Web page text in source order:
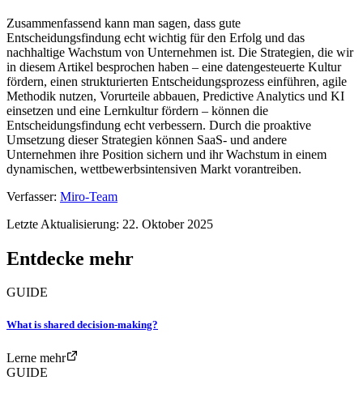
Zusammenfassend kann man sagen, dass gute
Entscheidungsfindung echt wichtig für den Erfolg und das
nachhaltige Wachstum von Unternehmen ist. Die Strategien, die wir
in diesem Artikel besprochen haben – eine datengesteuerte Kultur
fördern, einen strukturierten Entscheidungsprozess einführen, agile
Methodik nutzen, Vorurteile abbauen, Predictive Analytics und KI
einsetzen und eine Lernkultur fördern – können die
Entscheidungsfindung echt verbessern. Durch die proaktive
Umsetzung dieser Strategien können SaaS- und andere
Unternehmen ihre Position sichern und ihr Wachstum in einem
dynamischen, wettbewerbsintensiven Markt vorantreiben.
Verfasser: Miro-Team
Letzte Aktualisierung: 22. Oktober 2025
Entdecke mehr
GUIDE
What is shared decision-making?
Lerne mehr
GUIDE